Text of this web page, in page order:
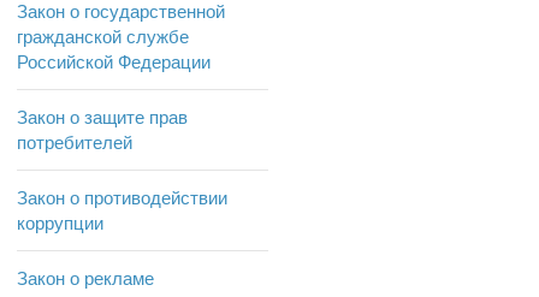
Закон о государственной
гражданской службе
Российской Федерации
Закон о защите прав
потребителей
Закон о противодействии
коррупции
Закон о рекламе